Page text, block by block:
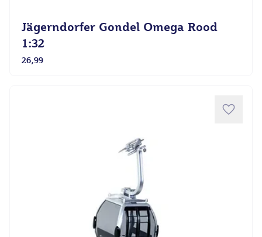
Jägerndorfer Gondel Omega Rood
1:32
26,99